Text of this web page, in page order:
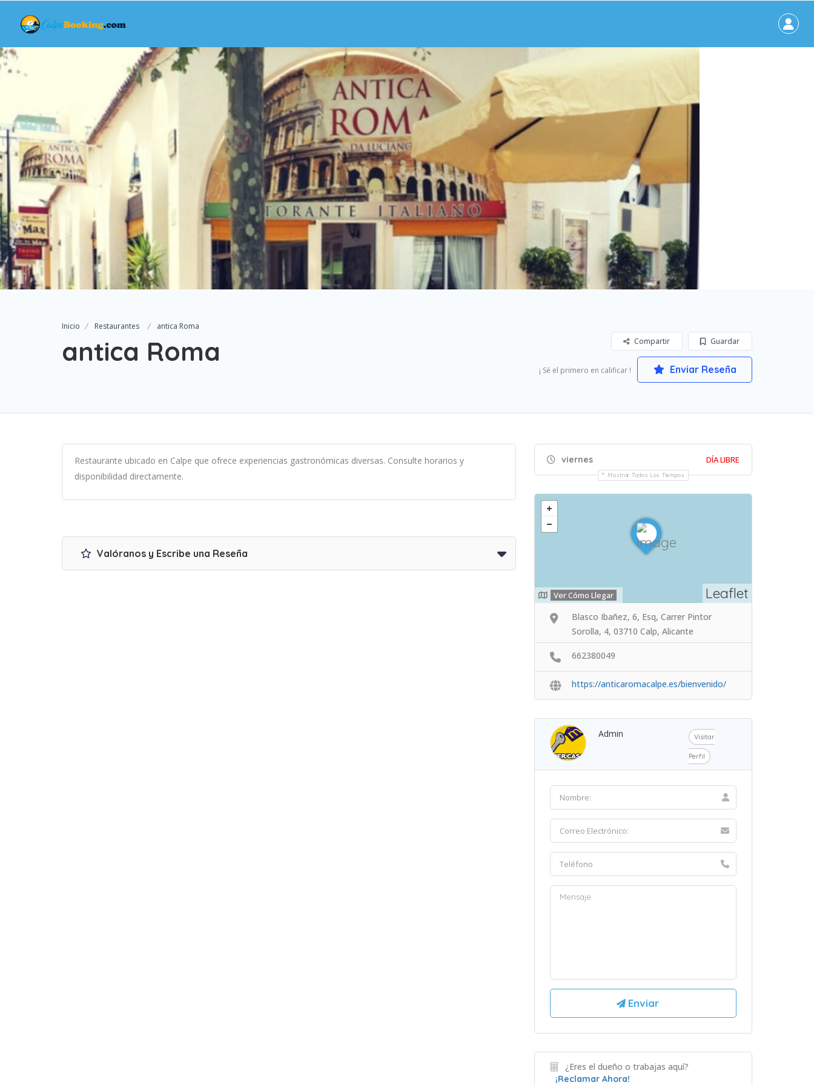
Inicio Restaurantes antica Roma
antica Roma Guardar
Compartir
¡ Sé el primero en calificar ! Enviar Reseña
Restaurante ubicado en Calpe que ofrece experiencias gastronómicas diversas. Consulte horarios y
disponibilidad directamente.
Valóranos y Escribe una Reseña
viernes DÍA LIBRE
Mostrar Todos Los Tiempos
Leaflet
Ver Cómo Llegar
Blasco Ibañez, 6, Esq, Carrer Pintor
Sorolla, 4, 03710 Calp, Alicante
662380049
https://anticaromacalpe.es/bienvenido/
Admin Visitar
Perfil
¿Eres el dueño o trabajas aquí?
¡Reclamar Ahora!